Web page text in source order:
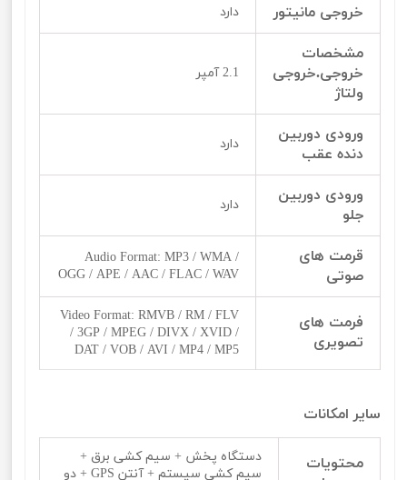
خروجی مانیتور دارد
مشخصات
خروجی.خروجی
ولتاژ
2.1 آمپر
ورودی دوربین
دنده عقب
دارد
ورودی دوربین
جلو
دارد
قرمت های
صوتی
Audio Format: MP3 / WMA /
OGG / APE / AAC / FLAC / WAV
فرمت های
تصویری
Video Format: RMVB / RM / FLV
/ 3GP / MPEG / DIVX / XVID /
DAT / VOB / AVI / MP4 / MP5
سایر امکانات
محتویات
دستگاه پخش + سیم کشی برق +
سیم کشی سیستم + آنتن GPS + دو